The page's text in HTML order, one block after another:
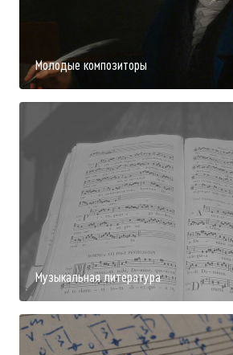
Молодые композиторы
Музыкальная литература